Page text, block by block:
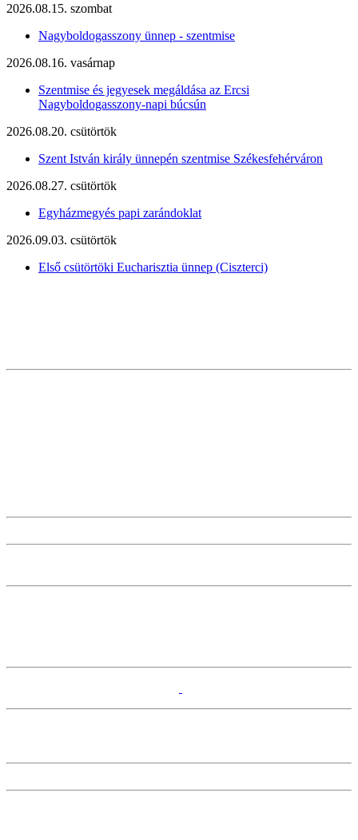
2026.08.15. szombat
Nagyboldogasszony ünnep - szentmise
2026.08.16. vasárnap
Szentmise és jegyesek megáldása az Ercsi
Nagyboldogasszony-napi búcsún
2026.08.20. csütörtök
Szent István király ünnepén szentmise Székesfehérváron
2026.08.27. csütörtök
Egyházmegyés papi zarándoklat
2026.09.03. csütörtök
Első csütörtöki Eucharisztia ünnep (Ciszterci)